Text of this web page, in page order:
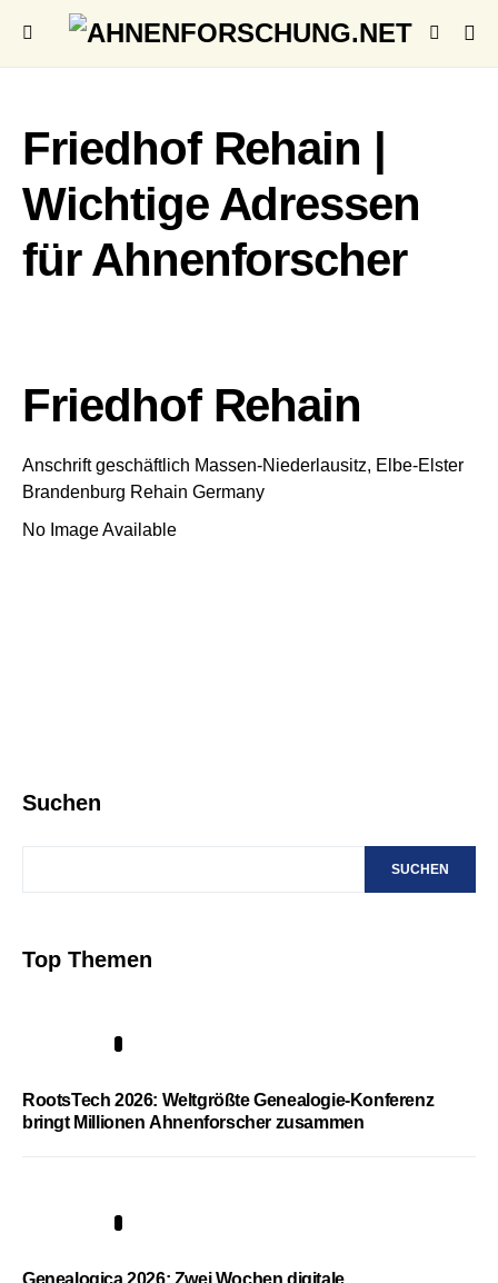
Friedhof Rehain |
Wichtige Adressen
für Ahnenforscher
Friedhof Rehain
Anschrift geschäftlich Massen-Niederlausitz, Elbe-Elster
Brandenburg Rehain Germany
No Image Available
Suchen
SUCHEN
Top Themen
RootsTech 2026: Weltgrößte Genealogie-Konferenz
bringt Millionen Ahnenforscher zusammen
Genealogica 2026: Zwei Wochen digitale